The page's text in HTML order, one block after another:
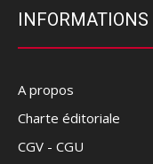
INFORMATIONS
A propos
Charte éditoriale
CGV - CGU